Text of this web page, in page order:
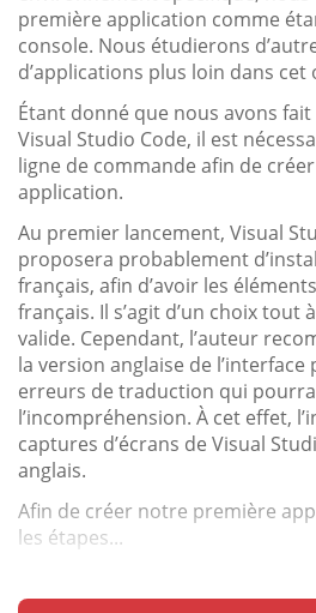
première application comme
console. Nous étudierons
d’applications plus loin dans cet
Étant donné que nous avons fait
Visual Studio Code, il est
ligne de commande afin de
application.
Au premier lancement, Visual
proposera probablement
français, afin d’avoir les
français. Il s’agit d’un choix tout
valide. Cependant, l’auteur
la version anglaise de
erreurs de traduction qui
l’incompréhension. À cet effet,
captures d’écrans de Visual
anglais.
Afin de créer notre première
les étapes...